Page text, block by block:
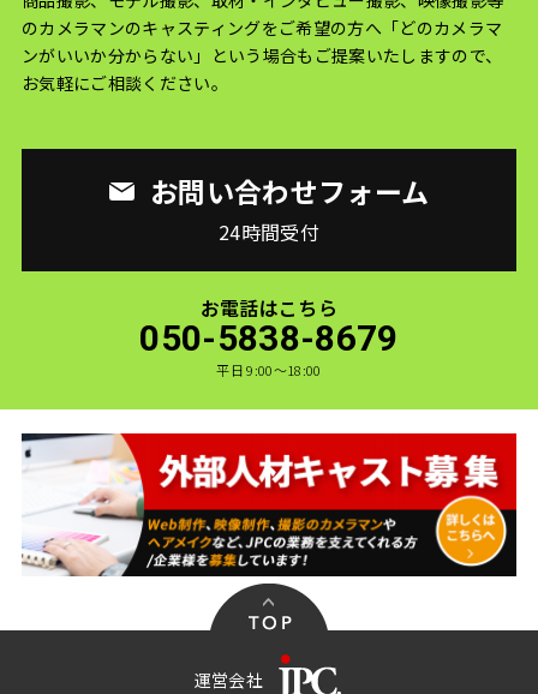
のカメラマンのキャスティングをご希望の方へ 「どのカメラマ
ンがいいか分からない」という場合もご提案いたしますので、
お気軽にご相談ください。
お問い合わせフォーム
24時間受付
お電話はこちら
050-5838-8679
平日 9:00〜18:00
運営会社